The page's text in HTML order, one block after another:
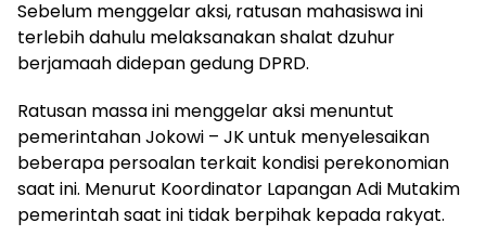
Sebelum menggelar aksi, ratusan mahasiswa ini
terlebih dahulu melaksanakan shalat dzuhur
berjamaah didepan gedung DPRD.
Ratusan massa ini menggelar aksi menuntut
pemerintahan Jokowi – JK untuk menyelesaikan
beberapa persoalan terkait kondisi perekonomian
saat ini. Menurut Koordinator Lapangan Adi Mutakim
pemerintah saat ini tidak berpihak kepada rakyat.